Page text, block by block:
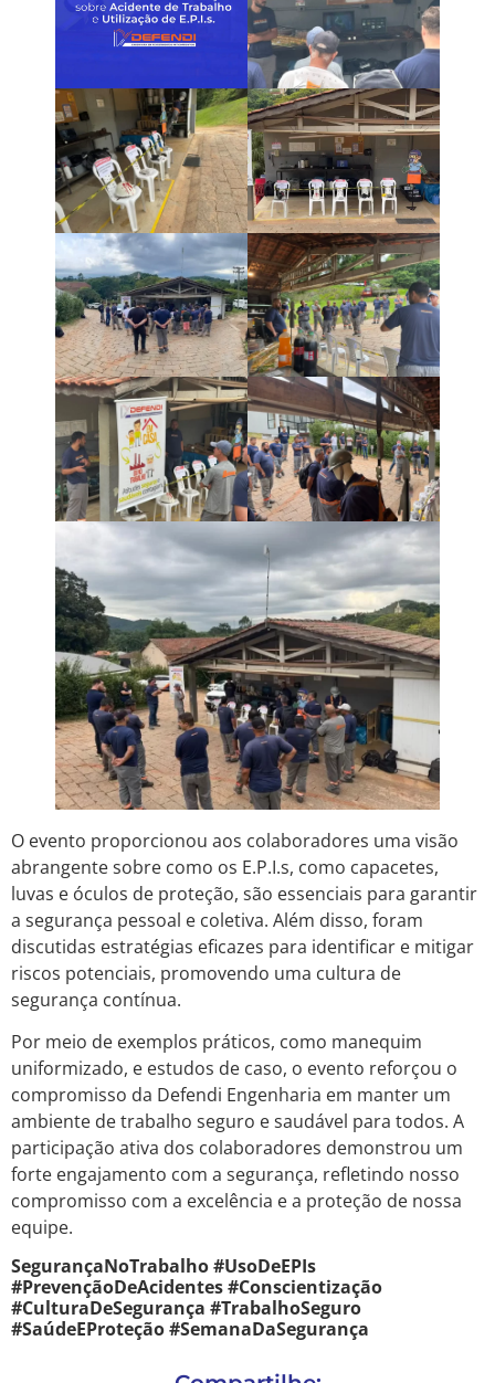
O evento proporcionou aos colaboradores uma visão
abrangente sobre como os E.P.I.s, como capacetes,
luvas e óculos de proteção, são essenciais para garantir
a segurança pessoal e coletiva. Além disso, foram
discutidas estratégias eficazes para identificar e mitigar
riscos potenciais, promovendo uma cultura de
segurança contínua.
Por meio de exemplos práticos, como manequim
uniformizado, e estudos de caso, o evento reforçou o
compromisso da Defendi Engenharia em manter um
ambiente de trabalho seguro e saudável para todos. A
participação ativa dos colaboradores demonstrou um
forte engajamento com a segurança, refletindo nosso
compromisso com a excelência e a proteção de nossa
equipe.
SegurançaNoTrabalho #UsoDeEPIs
#PrevençãoDeAcidentes #Conscientização
#CulturaDeSegurança #TrabalhoSeguro
#SaúdeEProteção #SemanaDaSegurança